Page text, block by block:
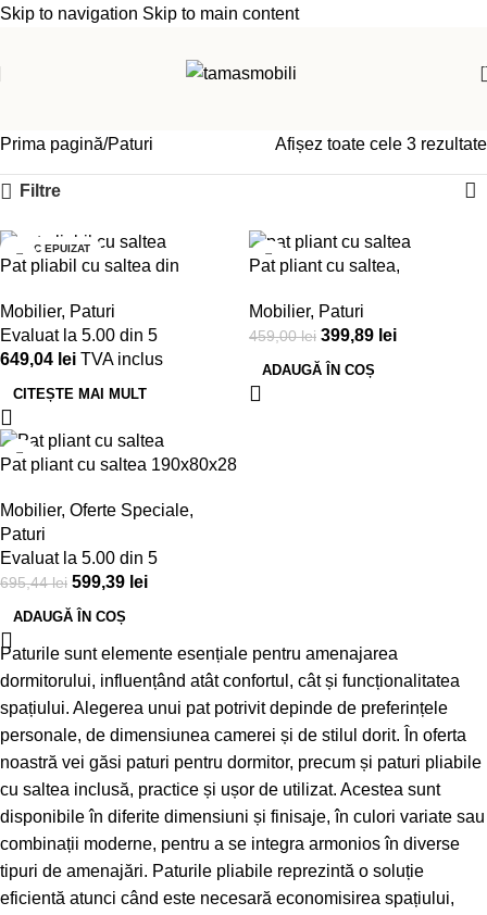
Skip to navigation Skip to main content
Prima pagină Paturi Afișez toate cele 3 rezultate
Filtre
STOC EPUIZAT
Pat pliabil cu saltea din
Mobilier, Paturi
Evaluat la 5.00 din 5
649,04 lei TVA inclus
CITEȘTE MAI MULT
-13%
Pat pliant cu saltea,
Mobilier, Paturi
459,00lei 399,89 lei
ADAUGĂ ÎN COȘ
-14%
Pat pliant cu saltea 190x80x28
Mobilier, Oferte Speciale,
Paturi
Evaluat la 5.00 din 5
695,44lei 599,39 lei
ADAUGĂ ÎN COȘ
Paturile sunt elemente esențiale pentru amenajarea
dormitorului, influențând atât confortul, cât și funcționalitatea
spațiului. Alegerea unui pat potrivit depinde de preferințele
personale, de dimensiunea camerei și de stilul dorit. În oferta
noastră vei găsi paturi pentru dormitor, precum și paturi pliabile
cu saltea inclusă, practice și ușor de utilizat. Acestea sunt
disponibile în diferite dimensiuni și finisaje, în culori variate sau
combinații moderne, pentru a se integra armonios în diverse
tipuri de amenajări. Paturile pliabile reprezintă o soluție
eficientă atunci când este necesară economisirea spațiului,